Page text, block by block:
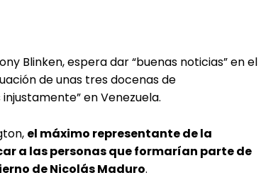
Blinken, espera dar “buenas noticias” en el
de unas tres docenas de
en Venezuela.
el máximo representante de la
a las personas que formarían parte de
de Nicolás Maduro.